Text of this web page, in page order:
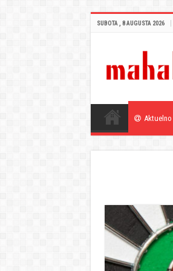
SUBOTA , 8 AUGUSTA 2026
Aktuelno